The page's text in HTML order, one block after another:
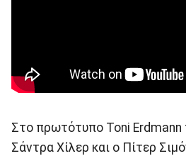
Στο πρωτότυπο Toni
Σάντρα Χίλερ και ο Πίτερ